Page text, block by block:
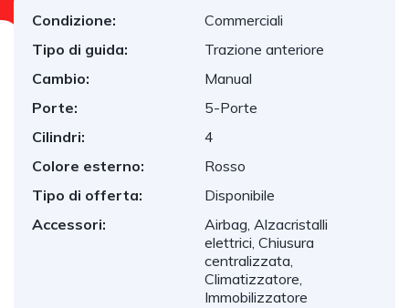
Condizione:
Commerciali
Tipo di guida:
Trazione anteriore
Cambio:
Manual
Porte:
5-Porte
Cilindri:
4
Colore esterno:
Rosso
Tipo di offerta:
Disponibile
Accessori:
Airbag, Alzacristalli
elettrici, Chiusura
centralizzata,
Climatizzatore,
Immobilizzatore